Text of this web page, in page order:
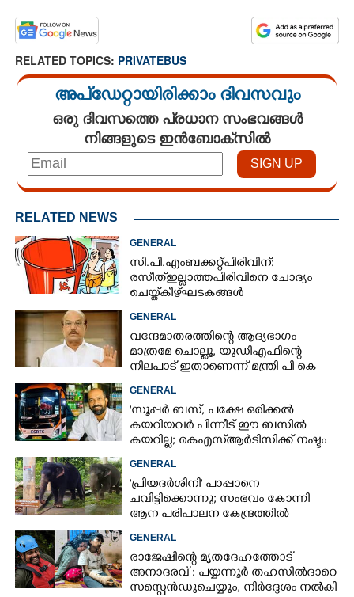
RELATED TOPICS: PRIVATEBUS
അപ്ഡേറ്റായിരിക്കാം ദിവസവും
ഒരു ദിവസത്തെ പ്രധാന സംഭവങ്ങൾ
നിങ്ങളുടെ ഇൻബോക്സിൽ
RELATED NEWS
GENERAL
സി.പി.എം ബക്കറ്റ് പിരിവിന്:
രസീത് ഇല്ലാത്ത പിരിവിനെ ചോദ്യം
ചെയ്ത് കീഴ്ഘടകങ്ങൾ
GENERAL
വന്ദേമാതരത്തിന്റെ ആദ്യഭാഗം
മാത്രമേ ചൊല്ലൂ,​ യുഡിഎഫിന്റെ
നിലപാട് ഇതാണെന്ന് മന്ത്രി പി കെ
GENERAL
'സൂപ്പർ ബസ്, പക്ഷേ ഒരിക്കൽ
കയറിയവർ പിന്നീട് ഈ ബസിൽ
കയറില്ല; കെഎസ്ആർടിസിക്ക് നഷ്ടം
GENERAL
'പ്രിയദർശിനി' പാപ്പാനെ
ചവിട്ടിക്കൊന്നു; സംഭവം കോന്നി
ആന പരിപാലന കേന്ദ്രത്തിൽ
GENERAL
രാജേഷിന്റെ മൃതദേഹത്തോട്
അനാദരവ് : പയ്യന്നൂർ തഹസിൽദാറെ
സസ്പെൻഡുചെയ്യും, നിർദ്ദേശം നൽകി